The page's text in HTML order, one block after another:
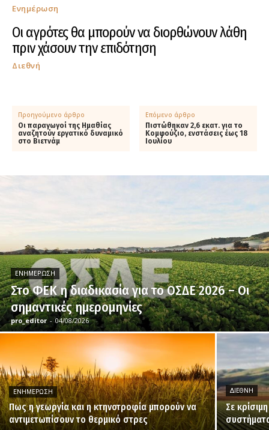
Ενημέρωση
Οι αγρότες θα μπορούν να διορθώνουν λάθη
πριν χάσουν την επιδότηση
Διεθνή
Προηγούμενο άρθρο
Οι παραγωγοί της Ημαθίας
αναζητούν εργατικό δυναμικό
στο Βιετνάμ
Επόμενο άρθρο
Πιστώθηκαν 2,6 εκατ. για το
Κομφούζιο, ενστάσεις έως 18
Ιουλίου
ΕΝΗΜΈΡΩΣΗ
Στο ΦΕΚ η διαδικασία για το ΟΣΔΕ 2026 – Οι
σημαντικές ημερομηνίες
pro_editor - 04/08/2026
ΕΝΗΜΈΡΩΣΗ
Πως η γεωργία και η κτηνοτροφία μπορούν να
αντιμετωπίσουν το θερμικό στρες
ΔΙΕΘΝΉ
Σε